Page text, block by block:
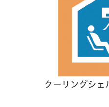
クーリングシェ